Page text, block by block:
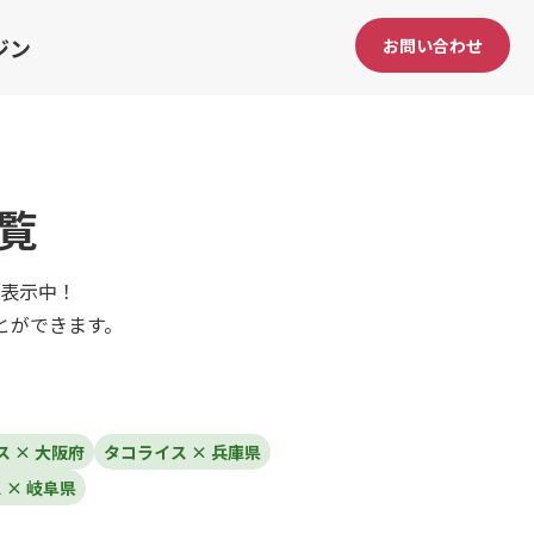
ン お問い合わせ
示中！
できます。
× 大阪府
タコライス × 兵庫県
× 岐阜県